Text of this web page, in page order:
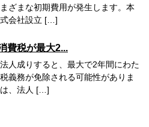
ざまな初期費用が発生します。本
会社設立 […]
費税が最大2...
人成りすると、最大で2年間にわた
義務が免除される可能性がありま
、法人 […]